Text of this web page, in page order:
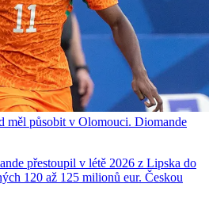
měl působit v Olomouci. Diomande
přestoupil v létě 2026 z Lipska do
120 až 125 milionů eur. Českou